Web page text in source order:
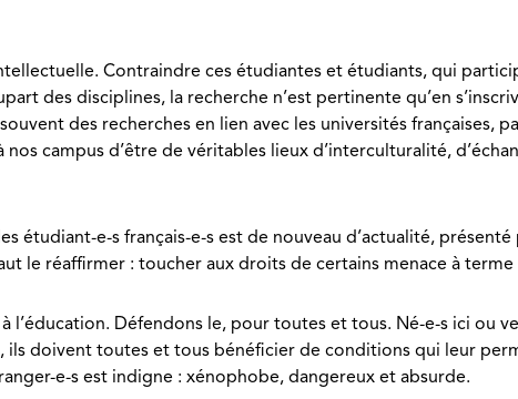
Contraindre ces étudiantes et étudiants, qui
des disciplines, la recherche n’est pertinente qu’en
des recherches en lien avec les universités françaises,
campus d’être de véritables lieux d’interculturalité,
étudiant-e-s français-e-s est de nouveau d’actualité,
le réaffirmer : toucher aux droits de certains menace à
Défendons le, pour toutes et tous. Né-e-s ici ou
doivent toutes et tous bénéficier de conditions qui leur
e-s est indigne : xénophobe, dangereux et absurde.